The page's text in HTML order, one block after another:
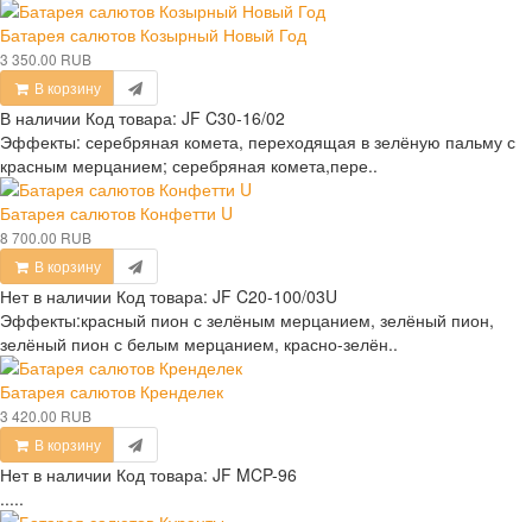
Батарея салютов Козырный Новый Год
3 350.00 RUB
В корзину
В наличии Код товара: JF C30-16/02
Эффекты: серебряная комета, переходящая в зелёную пальму с
красным мерцанием; серебряная комета,пере..
Батарея салютов Конфетти U
8 700.00 RUB
В корзину
Нет в наличии Код товара: JF C20-100/03U
Эффекты:красный пион с зелёным мерцанием, зелёный пион,
зелёный пион с белым мерцанием, красно-зелён..
Батарея салютов Кренделек
3 420.00 RUB
В корзину
Нет в наличии Код товара: JF MCP-96
.....